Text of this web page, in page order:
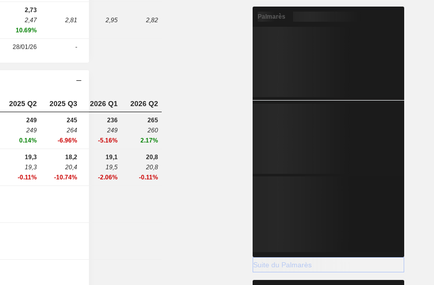
2,73
2,47
10.69%
2,81 2,95 2,82
28/01/26 -
2025 Q2 2025 Q3 2026 Q1 2026 Q2
249
249
0.14%
245
264
-6.96%
236
249
-5.16%
265
260
2.17%
19,3
19,3
-0.11%
18,2
20,4
-10.74%
19,1
19,5
-2.06%
20,8
20,8
-0.11%
Palmarès
Suite du Palmarès